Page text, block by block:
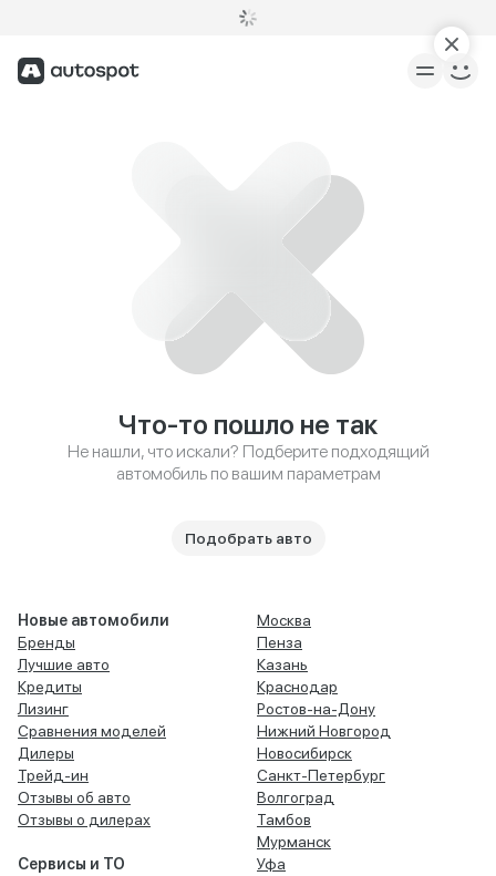
Что-то пошло не так
Не нашли, что искали? Подберите подходящий
автомобиль по вашим параметрам
Подобрать авто
Новые автомобили
Бренды
Лучшие авто
Кредиты
Лизинг
Сравнения моделей
Дилеры
Трейд-ин
Отзывы об авто
Отзывы о дилерах
Сервисы и ТО
Москва
Пенза
Казань
Краснодар
Ростов-на-Дону
Нижний Новгород
Новосибирск
Санкт-Петербург
Волгоград
Тамбов
Мурманск
Уфа